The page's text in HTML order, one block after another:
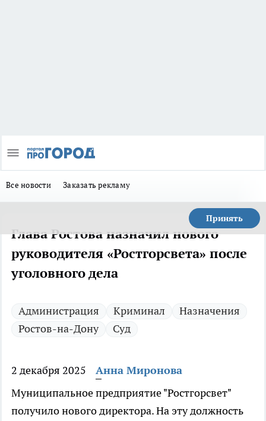
Все новости Заказать рекламу
Принять
Глава Ростова назначил нового
руководителя «Ростгорсвета» после
уголовного дела
Администрация Криминал
Назначения
Ростов-на-Дону
Суд
2 декабря 2025
Анна Миронова
Муниципальное предприятие "Ростгорсвет"
получило нового директора. На эту должность